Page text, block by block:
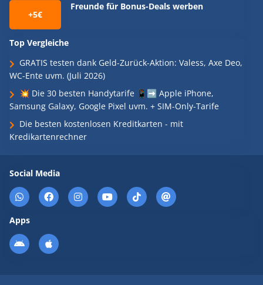
+5€
Freunde für Bonus-Deals werben
Top Vergleiche
GRATIS testen dank Geld-Zurück-Aktion: Valess, Axe Deo,
WC-Ente uvm. (Juli 2026)
💥 Die 30 besten Handytarife 📱➡️ Apple iPhone,
Samsung Galaxy, Google Pixel uvm. + SIM-Only-Tarife
Die besten kostenlosen Kreditkarten - mit
Kredikartenrechner
Social Media
Apps